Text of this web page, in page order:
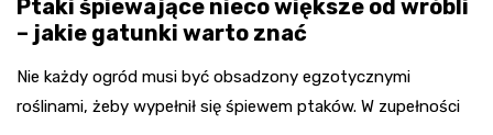
Ptaki śpiewające nieco większe od wróbli
– jakie gatunki warto znać
Nie każdy ogród musi być obsadzony egzotycznymi
roślinami, żeby wypełnił się śpiewem ptaków. W zupełności